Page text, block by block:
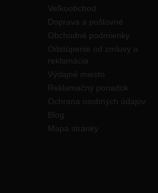
Veľkoobchod
Doprava a poštovné
Obchodné podmienky
Odstúpenie od zmluvy a
reklamácia
Výdajné miesto
Reklamačný poriadok
Ochrana osobných údajov
Blog
Mapa stránky